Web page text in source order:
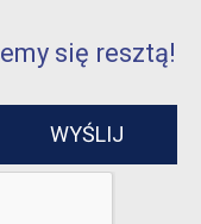
się resztą!